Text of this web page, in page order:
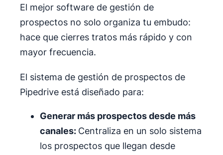
El mejor software de gestión de
prospectos no solo organiza tu embudo:
hace que cierres tratos más rápido y con
mayor frecuencia.
El sistema de gestión de prospectos de
Pipedrive está diseñado para:
Generar más prospectos desde más
canales: Centraliza en un solo sistema
los prospectos que llegan desde